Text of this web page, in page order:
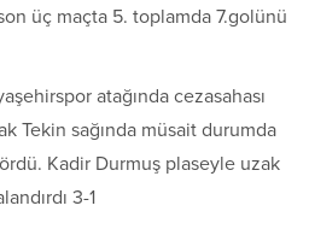
üç maçta 5. toplamda 7.golünü
atağında cezasahası
Tekin sağında müsait durumda
Kadir Durmuş plaseyle uzak
3-1